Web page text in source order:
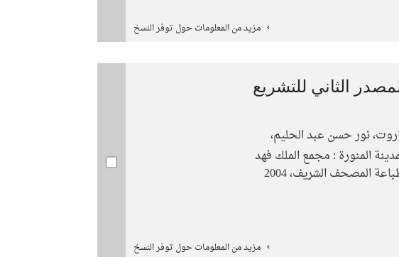
مزيد من المعلومات حول توفر النسخ
الثاني للتشريع
نور حسن عبد الحليم،
المنورة : مجمع الملك فهد
المصحف الشريف، 2004
مزيد من المعلومات حول توفر النسخ